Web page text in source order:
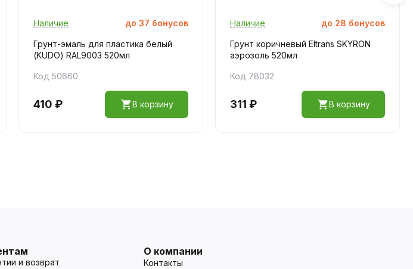
Наличие до 37 бонусов
Грунт-эмаль для пластика белый
(KUDO) RAL9003 520мл
Код 50660
410 ₽ В корзину
Наличие до 28 бонусов
Грунт коричневый Eltrans SKYRON
аэрозоль 520мл
Код 78032
311 ₽ В корзину
и возврат
О компании
Контакты